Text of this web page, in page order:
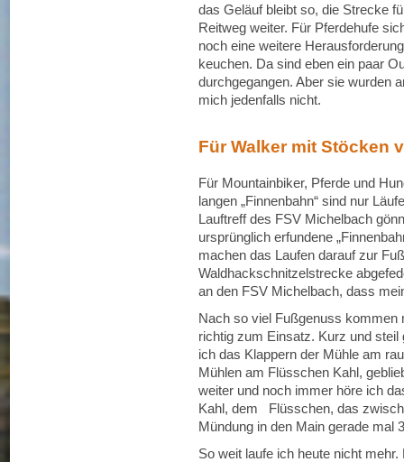
das Geläuf bleibt so, die Strecke
Reitweg weiter. Für Pferdehufe
noch eine weitere
keuchen. Da sind eben ein paar
durchgegangen. Aber sie wurden
mich jedenfalls nicht.
Für Walker mit Stöcken
Für Mountainbiker, Pferde und
langen „Finnenbahn“ sind nur
Lauftreff des FSV Michelbach
ursprünglich erfundene
machen das Laufen darauf zur
Waldhackschnitzelstrecke
an den FSV Michelbach, dass
Nach so viel Fußgenuss kommen
richtig zum Einsatz. Kurz und
ich das Klappern der Mühle am
Mühlen am Flüsschen Kahl,
weiter und noch immer höre ich
Kahl, dem Flüsschen, das
Mündung in den Main gerade mal
So weit laufe ich heute nicht